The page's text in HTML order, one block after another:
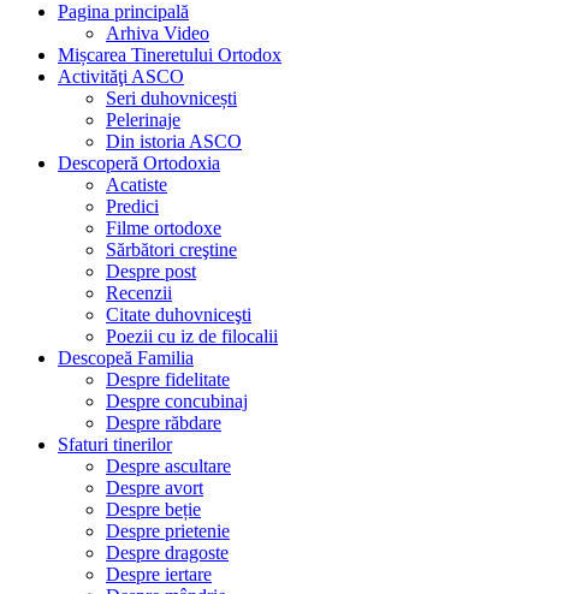
Pagina principală
Arhiva Video
Mișcarea Tineretului Ortodox
Activităţi ASCO
Seri duhovnicești
Pelerinaje
Din istoria ASCO
Descoperă Ortodoxia
Acatiste
Predici
Filme ortodoxe
Sărbători creştine
Despre post
Recenzii
Citate duhovniceşti
Poezii cu iz de filocalii
Descopeă Familia
Despre fidelitate
Despre concubinaj
Despre răbdare
Sfaturi tinerilor
Despre ascultare
Despre avort
Despre beție
Despre prietenie
Despre dragoste
Despre iertare